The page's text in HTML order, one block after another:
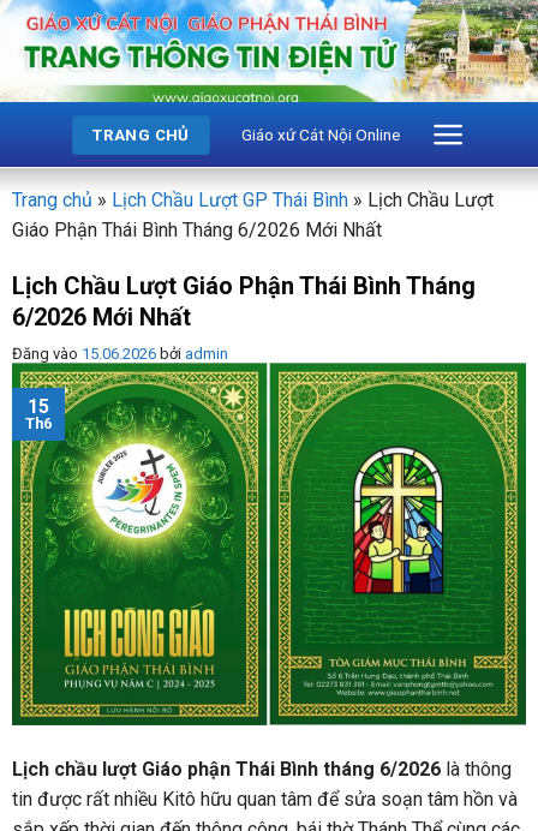
Bỏ
qua
dung
TRANG CHỦ Giáo xứ Cát Nội Online
Trang chủ » Lịch Chầu Lượt GP Thái Bình » Lịch Chầu Lượt
Giáo Phận Thái Bình Tháng 6/2026 Mới Nhất
Lịch Chầu Lượt Giáo Phận Thái Bình Tháng
6/2026 Mới Nhất
Đăng vào 15.06.2026 bởi admin
15
Th6
Lịch chầu lượt Giáo phận Thái Bình tháng 6/2026 là thông
tin được rất nhiều Kitô hữu quan tâm để sửa soạn tâm hồn và